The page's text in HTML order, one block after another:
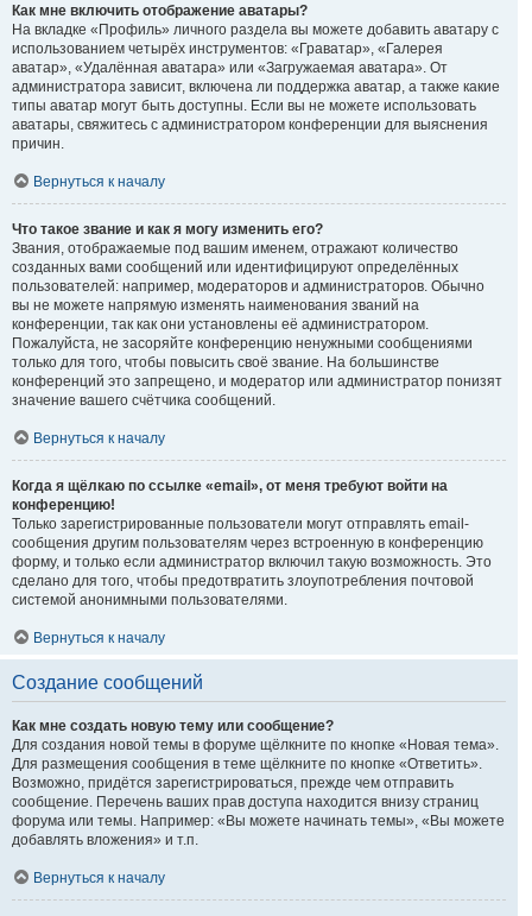
Как мне включить отображение аватары?
На вкладке «Профиль» личного раздела вы можете добавить аватару с
использованием четырёх инструментов: «Граватар», «Галерея
аватар», «Удалённая аватара» или «Загружаемая аватара». От
администратора зависит, включена ли поддержка аватар, а также какие
типы аватар могут быть доступны. Если вы не можете использовать
аватары, свяжитесь с администратором конференции для выяснения
причин.
Вернуться к началу
Что такое звание и как я могу изменить его?
Звания, отображаемые под вашим именем, отражают количество
созданных вами сообщений или идентифицируют определённых
пользователей: например, модераторов и администраторов. Обычно
вы не можете напрямую изменять наименования званий на
конференции, так как они установлены её администратором.
Пожалуйста, не засоряйте конференцию ненужными сообщениями
только для того, чтобы повысить своё звание. На большинстве
конференций это запрещено, и модератор или администратор понизят
значение вашего счётчика сообщений.
Вернуться к началу
Когда я щёлкаю по ссылке «email», от меня требуют войти на
конференцию!
Только зарегистрированные пользователи могут отправлять email-
сообщения другим пользователям через встроенную в конференцию
форму, и только если администратор включил такую возможность. Это
сделано для того, чтобы предотвратить злоупотребления почтовой
системой анонимными пользователями.
Вернуться к началу
Создание сообщений
Как мне создать новую тему или сообщение?
Для создания новой темы в форуме щёлкните по кнопке «Новая тема».
Для размещения сообщения в теме щёлкните по кнопке «Ответить».
Возможно, придётся зарегистрироваться, прежде чем отправить
сообщение. Перечень ваших прав доступа находится внизу страниц
форума или темы. Например: «Вы можете начинать темы», «Вы можете
добавлять вложения» и т.п.
Вернуться к началу